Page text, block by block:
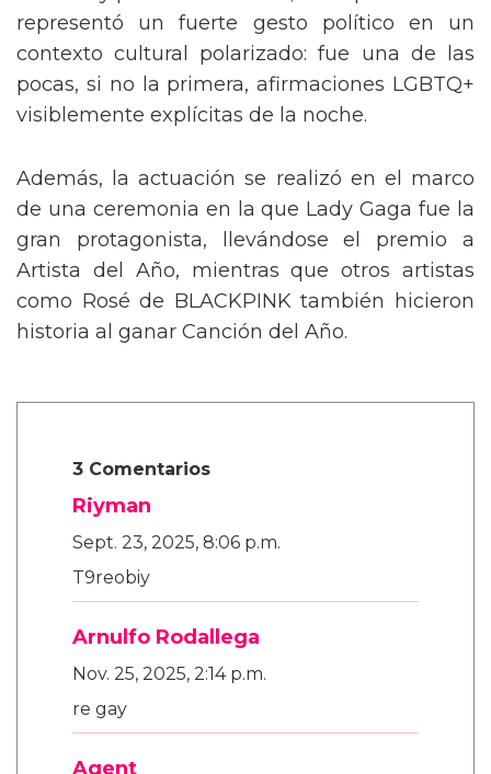
conjunto de flecos brillantes, y luego se
transformó en un atrevido look con sujetador
bordado de strass y pantalones cortos de
lentejuelas, rememorando el icónico estilo de
legendaria.
Tommy Dorfman envía un poderoso
mensaje trans en la Gala del Met
Nikki Hiltz comparte un poderoso
mensaje para las personas trans y no
olímpica
Este espectáculo no solo deslumbró por su
estética y puesta en escena, sino que también
representó un fuerte gesto político en un
contexto cultural polarizado: fue una de las
pocas, si no la primera, afirmaciones LGBTQ+
visiblemente explícitas de la noche.
de una ceremonia en la que Lady Gaga fue la
gran protagonista, llevándose el premio a